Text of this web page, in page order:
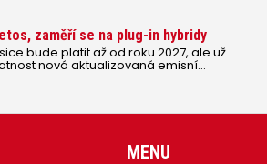
zaměří se na plug-in hybridy
bude platit až od roku 2027, ale už
nová aktualizovaná emisní
současnou emisní normu Euro 6e a
MENU